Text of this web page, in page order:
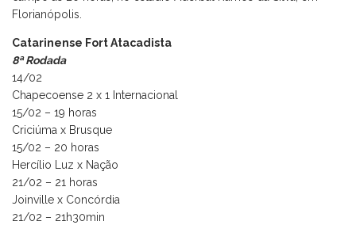
Florianópolis.
Catarinense Fort Atacadista
8ª Rodada
14/02
Chapecoense 2 x 1 Internacional
15/02 – 19 horas
Criciúma x Brusque
15/02 – 20 horas
Hercílio Luz x Nação
21/02 – 21 horas
Joinville x Concórdia
21/02 – 21h30min